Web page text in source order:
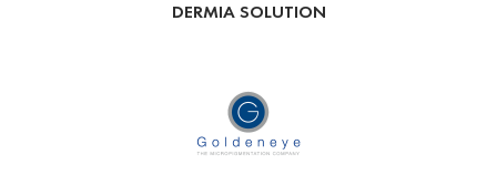
DERMIA SOLUTION